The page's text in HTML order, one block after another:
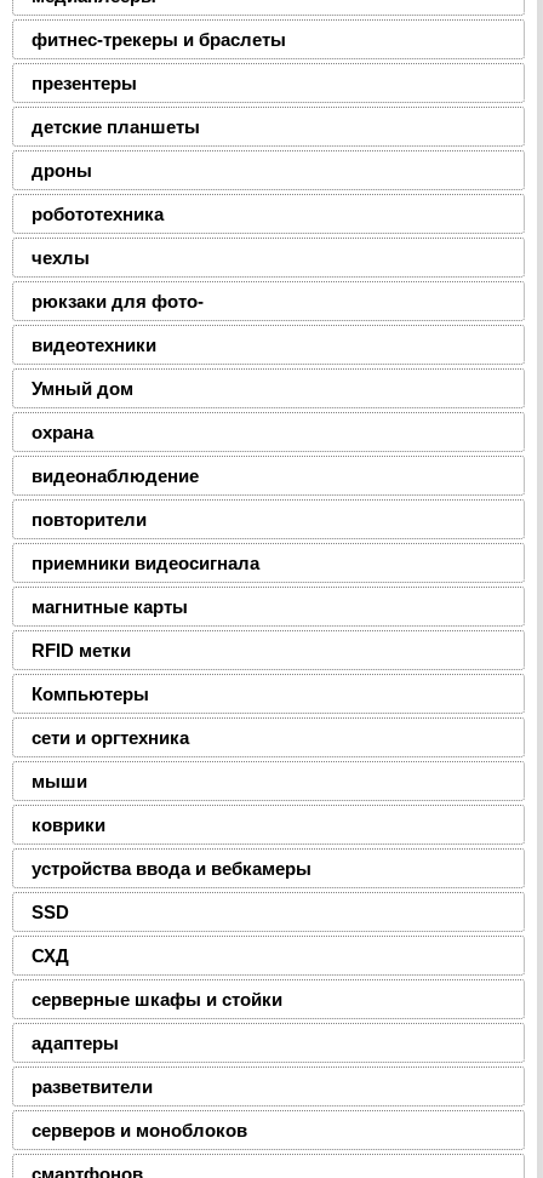
фитнес-трекеры и браслеты
презентеры
детские планшеты
дроны
робототехника
чехлы
рюкзаки для фото-
видеотехники
Умный дом
охрана
видеонаблюдение
повторители
приемники видеосигнала
магнитные карты
RFID метки
Компьютеры
сети и оргтехника
мыши
коврики
устройства ввода и вебкамеры
SSD
СХД
серверные шкафы и стойки
адаптеры
разветвители
серверов и моноблоков
смартфонов